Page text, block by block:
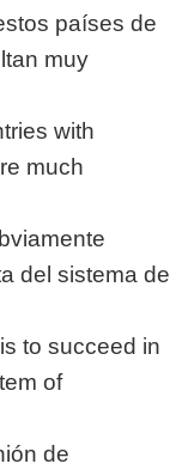
países de
muy
with
much
del sistema de
to succeed in
of
de